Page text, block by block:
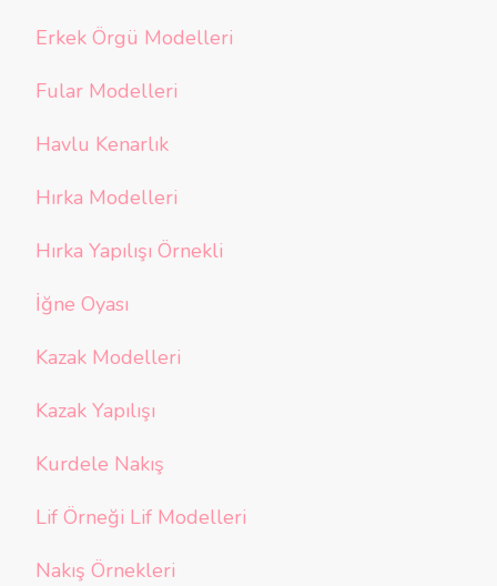
Erkek Örgü Modelleri
Fular Modelleri
Havlu Kenarlık
Hırka Modelleri
Hırka Yapılışı Örnekli
İğne Oyası
Kazak Modelleri
Kazak Yapılışı
Kurdele Nakış
Lif Örneği Lif Modelleri
Nakış Örnekleri